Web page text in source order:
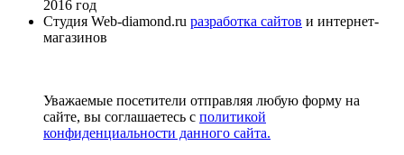
2016 год
Студия Web-diamond.ru разработка сайтов и интернет-
магазинов
Уважаемые посетители отправляя любую форму на
сайте, вы соглашаетесь с политикой
конфиденциальности данного сайта.